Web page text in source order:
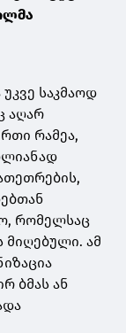
საკმაოდ
აღარ
რამეა,
რომელსაც
მიღებული. ამ
ბმას ან